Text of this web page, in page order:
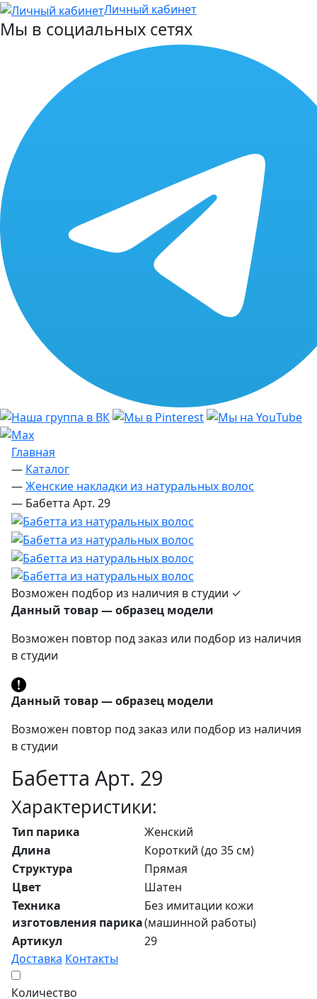
Личный кабинет
Мы в социальных сетях
Главная
— Каталог
—Женские накладки из натуральных волос
— Бабетта Арт. 29
Возможен подбор из наличия в студии ✓
Данный товар — образец модели
Возможен повтор под заказ или подбор из наличия
в студии
Данный товар — образец модели
Возможен повтор под заказ или подбор из наличия
в студии
Бабетта Арт. 29
Характеристики:
Тип парика
Женский
Длина
Короткий (до 35 см)
Структура
Прямая
Цвет
Шатен
Техника
изготовления парика
Без имитации кожи
(машинной работы)
Артикул
29
Доставка Контакты
Количество